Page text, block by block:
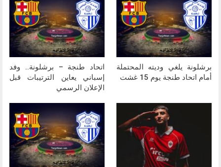
برشلونة يلغي وديته المحتملة
أمام اتحاد طنجة يوم 15 غشت
اتحاد طنجة – برشلونة.. وفد
إسباني يعاين الترتيبات قبل
الإعلان الرسمي